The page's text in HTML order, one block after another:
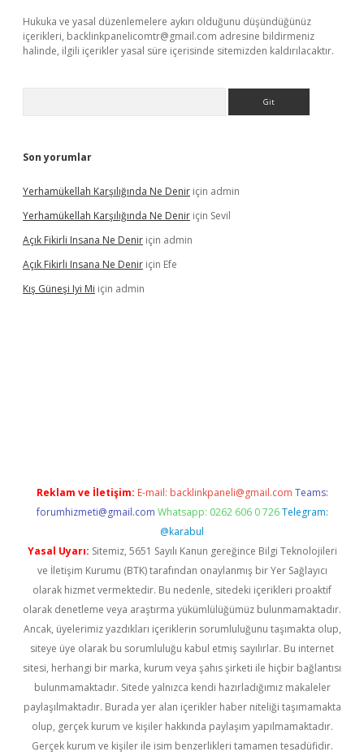
Hukuka ve yasal düzenlemelere aykırı olduğunu düşündüğünüz
içerikleri, backlinkpanelicomtr@gmail.com adresine bildirmeniz
halinde, ilgili içerikler yasal süre içerisinde sitemizden kaldırılacaktır.
Son yorumlar
Yerhamükellah Karşılığında Ne Denir için admin
Yerhamükellah Karşılığında Ne Denir için Sevil
Açık Fikirli Insana Ne Denir için admin
Açık Fikirli Insana Ne Denir için Efe
Kış Güneşi Iyi Mi için admin
Reklam ve İletişim: E-mail: backlinkpaneli@gmail.com Teams:
forumhizmeti@gmail.com Whatsapp: 0262 606 0 726 Telegram:
@karabul
Yasal Uyarı: Sitemiz, 5651 Sayılı Kanun gereğince Bilgi Teknolojileri
ve İletişim Kurumu (BTK) tarafından onaylanmış bir Yer Sağlayıcı
olarak hizmet vermektedir. Bu nedenle, sitedeki içerikleri proaktif
olarak denetleme veya araştırma yükümlülüğümüz bulunmamaktadır.
Ancak, üyelerimiz yazdıkları içeriklerin sorumluluğunu taşımakta olup,
siteye üye olarak bu sorumluluğu kabul etmiş sayılırlar. Bu internet
sitesi, herhangi bir marka, kurum veya şahıs şirketi ile hiçbir bağlantısı
bulunmamaktadır. Sitede yalnızca kendi hazırladığımız makaleler
paylaşılmaktadır. Burada yer alan içerikler haber niteliği taşımamakta
olup, gerçek kurum ve kişiler hakkında paylaşım yapılmamaktadır.
Gerçek kurum ve kişiler ile isim benzerlikleri tamamen tesadüfidir.